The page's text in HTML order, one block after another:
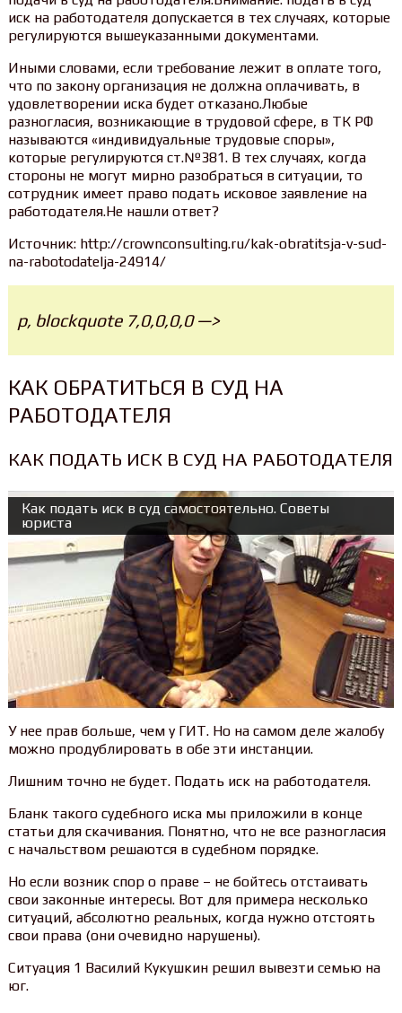
иск на работодателя допускается в тех случаях, которые
регулируются вышеуказанными документами.
Иными словами, если требование лежит в оплате того,
что по закону организация не должна оплачивать, в
удовлетворении иска будет отказано.Любые
разногласия, возникающие в трудовой сфере, в ТК РФ
называются «индивидуальные трудовые споры»,
которые регулируются ст.№381. В тех случаях, когда
стороны не могут мирно разобраться в ситуации, то
сотрудник имеет право подать исковое заявление на
работодателя.Не нашли ответ?
Источник: http://crownconsulting.ru/kak-obratitsja-v-sud-
na-rabotodatelja-24914/
p, blockquote 7,0,0,0,0 —>
КАК ОБРАТИТЬСЯ В СУД НА
РАБОТОДАТЕЛЯ
КАК ПОДАТЬ ИСК В СУД НА РАБОТОДАТЕЛЯ
Как подать иск в суд самостоятельно. Советы
юриста
У нее прав больше, чем у ГИТ. Но на самом деле жалобу
можно продублировать в обе эти инстанции.
Лишним точно не будет. Подать иск на работодателя.
Бланк такого судебного иска мы приложили в конце
статьи для скачивания. Понятно, что не все разногласия
с начальством решаются в судебном порядке.
Но если возник спор о праве – не бойтесь отстаивать
свои законные интересы. Вот для примера несколько
ситуаций, абсолютно реальных, когда нужно отстоять
свои права (они очевидно нарушены).
Ситуация 1 Василий Кукушкин решил вывезти семью на
юг.